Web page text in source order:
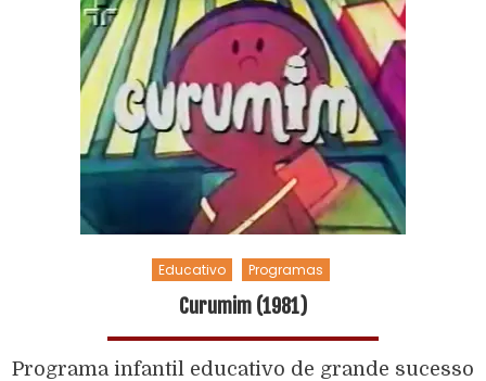
Educativo Programas
Curumim (1981)
Programa infantil educativo de grande sucesso